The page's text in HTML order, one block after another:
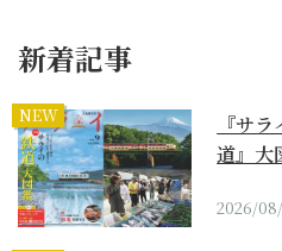
新着記事
NEW
『サ
道』
2026/